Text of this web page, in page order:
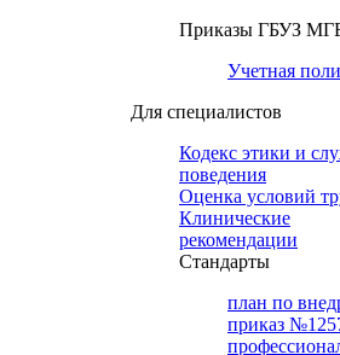
Приказы ГБУЗ
Учетная
Для специалистов
Кодекс этики и
поведения
Оценка условий
Клинические
рекомендации
Cтандарты
план по
приказ